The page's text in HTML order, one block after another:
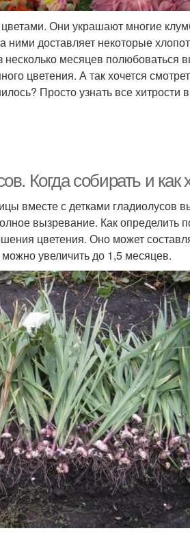
Они украшают многие
ними доставляет некоторые
месяцев полюбоваться
цветения. А так хочется
Просто узнать все
Когда собирать и как
вместе с детками
вызревание. Как определить
цветения. Оно может
можно увеличить до 1,5 месяцев.